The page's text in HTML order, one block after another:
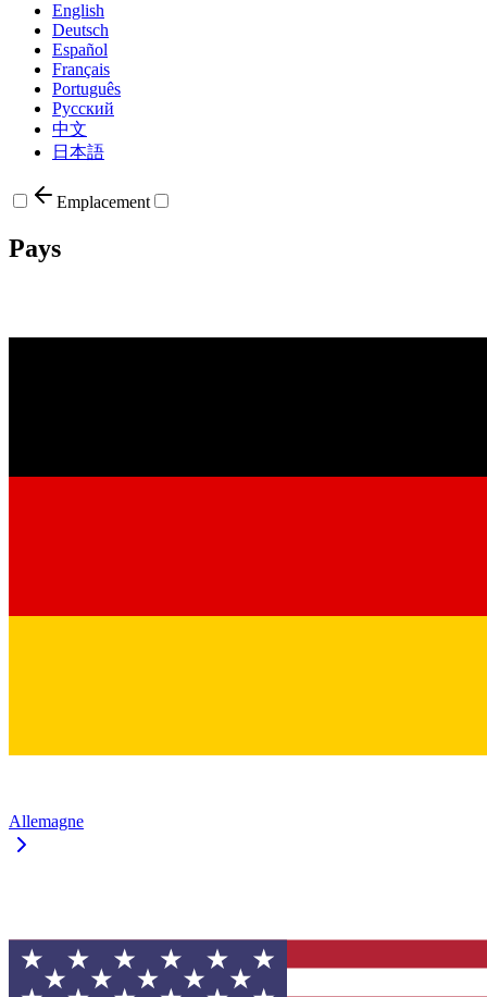
English
Deutsch
Español
Français
Português
Русский
中文
日本語
Emplacement
Pays
Allemagne